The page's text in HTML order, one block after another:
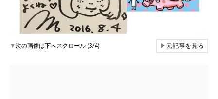
▼次の画像は下へスクロール (3/4) ▶元記事を見る